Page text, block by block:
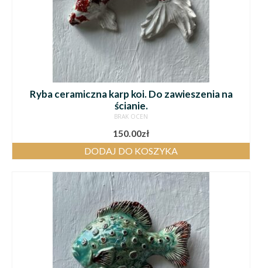
Ryba ceramiczna karp koi. Do zawieszenia na
ścianie.
BRAK OCEN
150.00zł
DODAJ DO KOSZYKA